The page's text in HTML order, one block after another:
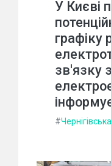
У Києві
графіку
зв'язку
#